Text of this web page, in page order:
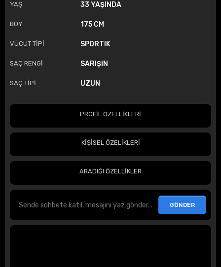
YAŞ 33 YAŞINDA
BOY 175 CM
VÜCUT TİPİ SPORTIK
SAÇ RENGİ SARIŞIN
SAÇ TİPİ UZUN
PROFİL ÖZELLİKLERİ
KİŞİSEL ÖZELİKLERİ
ARADIĞI ÖZELLİKLER